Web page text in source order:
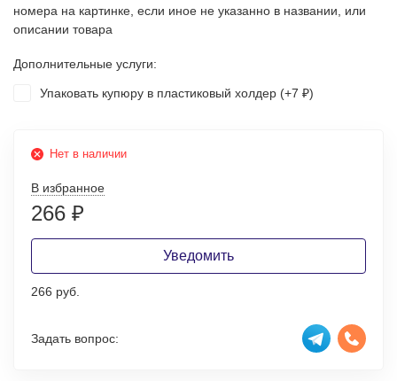
номера на картинке, если иное не указанно в названии, или
описании товара
Дополнительные услуги:
Упаковать купюру в пластиковый холдер (+7 ₽)
Нет в наличии
В избранное
266 ₽
Уведомить
266 руб.
Задать вопрос: